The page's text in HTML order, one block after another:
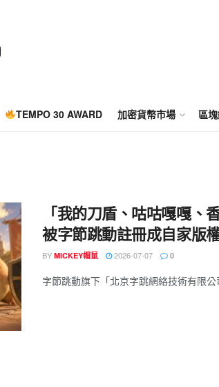
TEMPO 30 AWARD 加密貨幣市場 區
「我的刀盾、咕咕嘎嘎、
被字節跳動註冊成自家版
BY MICKEY帽鼠 2026-07-07 0
字節跳動旗下「北京字跳網絡技術有限公